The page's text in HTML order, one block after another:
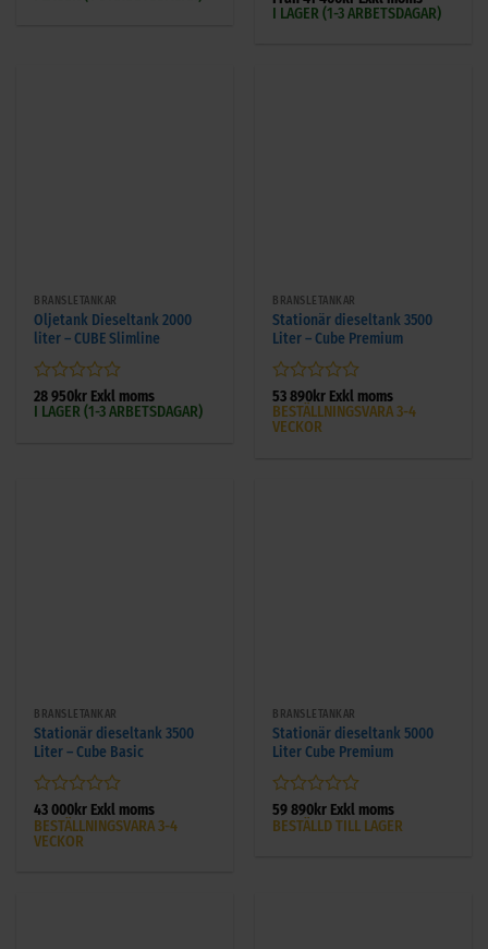
av 5
I LAGER (1-3 ARBETSDAGAR)
BRÄNSLETANKAR
Oljetank Dieseltank 2000
liter – CUBE Slimline
Betygsatt
28 950kr Exkl moms
I LAGER (1-3 ARBETSDAGAR)
BRÄNSLETANKAR
Stationär dieseltank 3500
Liter – Cube Premium
Betygsatt
0
av
53 890kr Exkl moms
BESTÄLLNINGSVARA 3-4
VECKOR
BRÄNSLETANKAR
Stationär dieseltank 3500
Liter – Cube Basic
Betygsatt
0
av
43 000kr Exkl moms
BESTÄLLNINGSVARA 3-4
VECKOR
BRÄNSLETANKAR
Stationär dieseltank 5000
Liter Cube Premium
Betygsatt
0
59 890kr Exkl moms
BESTÄLLD TILL LAGER